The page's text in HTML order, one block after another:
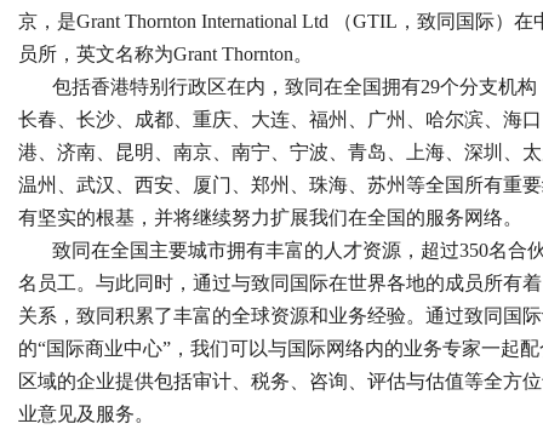
京，是Grant Thornton International Ltd （GTIL，致同国际）
员所，英文名称为Grant Thornton。
包括香港特别行政区在内，致同在全国拥有29个分支机构
长春、长沙、成都、重庆、大连、福州、广州、哈尔滨、海
港、济南、昆明、南京、南宁、宁波、青岛、上海、深圳、
温州、武汉、西安、厦门、郑州、珠海、苏州等全国所有重
有坚实的根基，并将继续努力扩展我们在全国的服务网络。
致同在全国主要城市拥有丰富的人才资源，超过350名合
名员工。与此同时，通过与致同国际在世界各地的成员所有
关系，致同积累了丰富的全球资源和业务经验。通过致同国
的“国际商业中心”，我们可以与国际网络内的业务专家一起
区域的企业提供包括审计、税务、咨询、评估与估值等全方
业意见及服务。